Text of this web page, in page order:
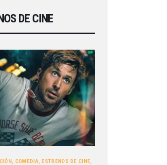
DE CINE
, COMEDIA, ESTRENOS DE CINE,